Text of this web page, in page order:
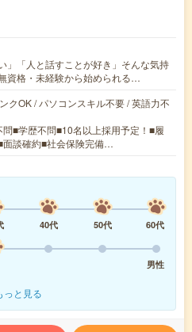
」「人と話すことが好き」そんな気持
資格・未経験から始められる…
クOK / パソコンスキル不要 / 英語力不
■学歴不問■10名以上採用予定！■履
面談確約■社会保険完備…
40代 50代
60代
男性
っと見る